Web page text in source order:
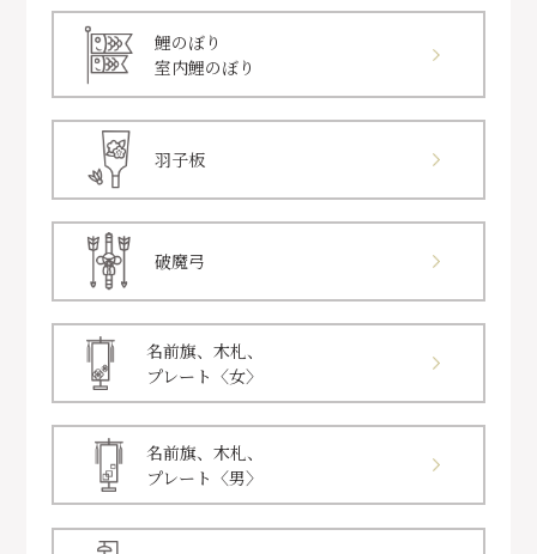
鯉のぼり
室内鯉のぼり
羽子板
破魔弓
名前旗、木札、
プレート〈女〉
名前旗、木札、
プレート〈男〉